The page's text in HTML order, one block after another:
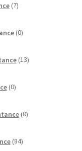
7izdelkov
0izdelkov
13izdelkov
0izdelkov
0izdelkov
84izdelkov